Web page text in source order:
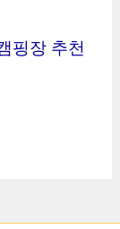
핑장 추천